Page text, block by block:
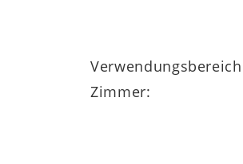
Verwendungsbereich
Zimmer: